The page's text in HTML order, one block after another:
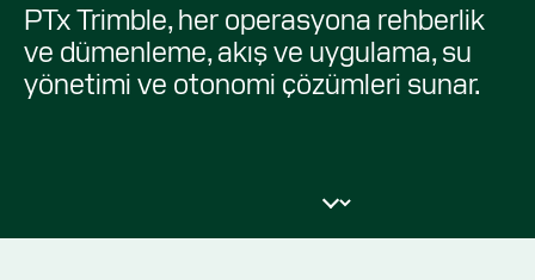
PTx Trimble, her operasyona rehberlik
ve dümenleme, akış ve uygulama, su
yönetimi ve otonomi çözümleri sunar.